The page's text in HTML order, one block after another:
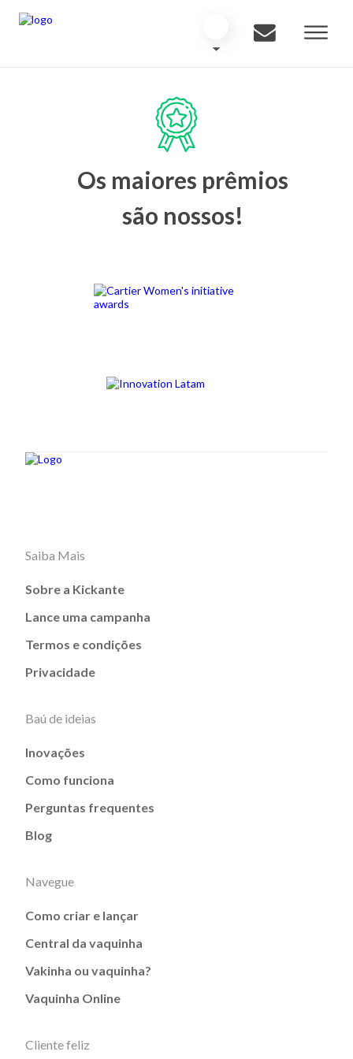
Os maiores prêmios
são nossos!
Saiba Mais
Sobre a Kickante
Lance uma campanha
Termos e condições
Privacidade
Baú de ideias
Inovações
Como funciona
Perguntas frequentes
Blog
Navegue
Como criar e lançar
Central da vaquinha
Vakinha ou vaquinha?
Vaquinha Online
Cliente feliz